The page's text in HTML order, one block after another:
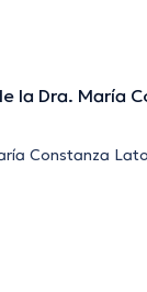
la Dra. María
Constanza